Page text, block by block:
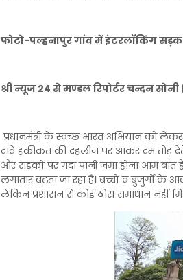
फोटो-पल्हनापुर गांव में इंटरलॉकिंग
श्री न्यूज 24 से मण्डल रिपोर्टर चन्दन
प्रधानमंत्री के स्वच्छ भारत अभियान को
दावे हकीकत की दहलीज पर आकर दम तोड़
और सड़कों पर गंदा पानी जमा होना आम
लगातार बढ़ता जा रहा है। बच्चों व बुजुर्गों के
लेकिन प्रशासन से कोई ठोस समाधान नहीं